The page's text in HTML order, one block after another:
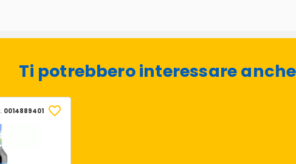
Ti potrebbero interessare
0014889401